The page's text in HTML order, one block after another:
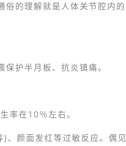
俗的理解就是人体关节腔内的
护半月板、抗炎镇痛。
率在10％左右。
、颜面发红等过敏反应。偶见